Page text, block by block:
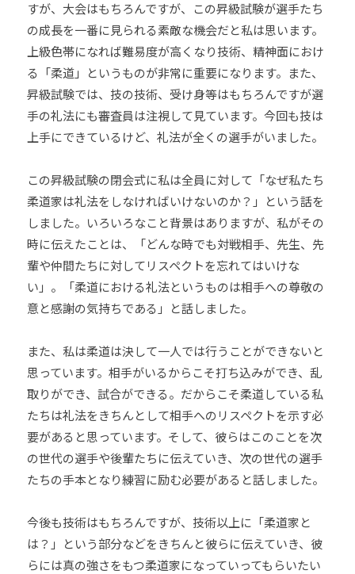
すが、大会はもちろんですが、この昇級試験が選手たち
の成長を一番に見られる素敵な機会だと私は思います。
上級色帯になれば難易度が高くなり技術、精神面におけ
る「柔道」というものが非常に重要になります。また、
昇級試験では、技の技術、受け身等はもちろんですが選
手の礼法にも審査員は注視して見ています。今回も技は
上手にできているけど、礼法が全くの選手がいました。
この昇級試験の閉会式に私は全員に対して「なぜ私たち
柔道家は礼法をしなければいけないのか？」という話を
しました。いろいろなこと背景はありますが、私がその
時に伝えたことは、「どんな時でも対戦相手、先生、先
輩や仲間たちに対してリスペクトを忘れてはいけな
い」。「柔道における礼法というものは相手への尊敬の
意と感謝の気持ちである」と話しました。
また、私は柔道は決して一人では行うことができないと
思っています。相手がいるからこそ打ち込みができ、乱
取りができ、試合ができる。だからこそ柔道している私
たちは礼法をきちんとして相手へのリスペクトを示す必
要があると思っています。そして、彼らはこのことを次
の世代の選手や後輩たちに伝えていき、次の世代の選手
たちの手本となり練習に励む必要があると話しました。
今後も技術はもちろんですが、技術以上に「柔道家と
は？」という部分などをきちんと彼らに伝えていき、彼
らには真の強さをもつ柔道家になっていってもらいたい